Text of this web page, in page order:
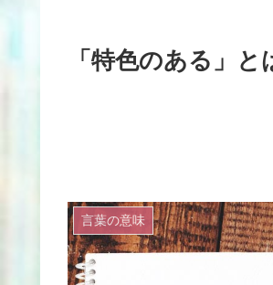
「特色のある」
言葉の意味